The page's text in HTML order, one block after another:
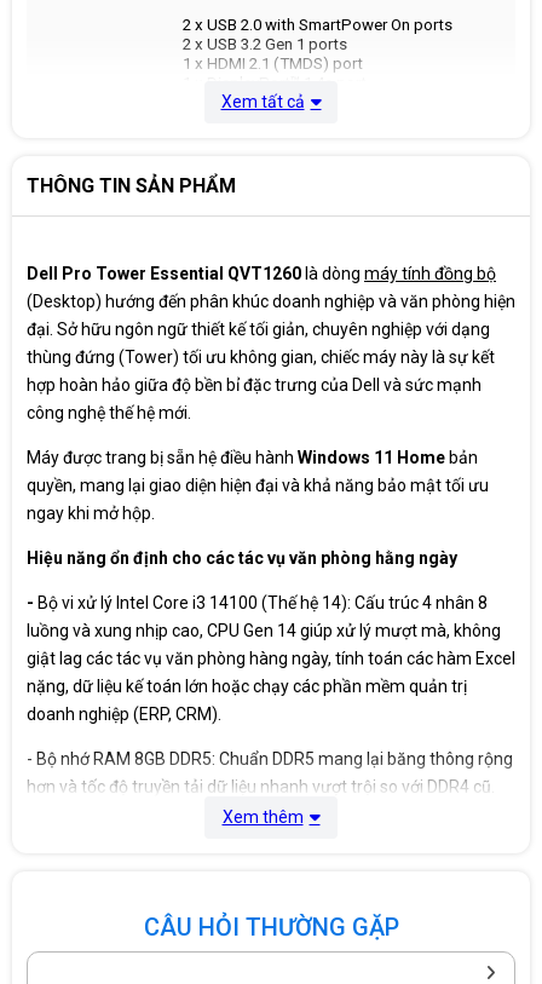
2 x USB 2.0 with SmartPower On ports
2 x USB 3.2 Gen 1 ports
1 x HDMI 2.1 (TMDS) port
1 x Serial port (optional)
1 x SATA 3.0 slot for 3.5-inch hard-disk drive
2 x full-height Gen3 PCIe x1 slots
1 x M.2 2230/2280 slot for solid-state drive
combo card
1 x SD-card 3.0 slot (optional)
1 x security-cable slot (Kensington lock)
Kết nối mạng
không dây
MediaTek Wi-Fi 6 MT7920, 2x2, 802.11ax,
Hệ điều hành Windows 11 Home
Nguồn 180W
Kích thước 324.3 mm 154 mm 293 mm
Trọng lượng 4.16 kg
Xuất xứ
12 Tháng
Xem tất cả
THÔNG TIN SẢN PHẨM
Dell Pro Tower Essential QVT1260 là dòng máy tính đồng bộ
(Desktop) hướng đến phân khúc doanh nghiệp và văn phòng hiện
đại. Sở hữu ngôn ngữ thiết kế tối giản, chuyên nghiệp với dạng
thùng đứng (Tower) tối ưu không gian, chiếc máy này là sự kết
hợp hoàn hảo giữa độ bền bỉ đặc trưng của Dell và sức mạnh
công nghệ thế hệ mới.
Máy được trang bị sẵn hệ điều hành Windows 11 Home bản
quyền, mang lại giao diện hiện đại và khả năng bảo mật tối ưu
ngay khi mở hộp.
Hiệu năng ổn định cho các tác vụ văn phòng hằng ngày
- Bộ vi xử lý Intel Core i3 14100 (Thế hệ 14): Cấu trúc 4 nhân 8
luồng và xung nhịp cao, CPU Gen 14 giúp xử lý mượt mà, không
giật lag các tác vụ văn phòng hàng ngày, tính toán các hàm Excel
nặng, dữ liệu kế toán lớn hoặc chạy các phần mềm quản trị
doanh nghiệp (ERP, CRM).
- Bộ nhớ RAM 8GB DDR5: Chuẩn DDR5 mang lại băng thông rộng
hơn và tốc độ truyền tải dữ liệu nhanh vượt trội so với DDR4 cũ.
Giúp nhân viên đa nhiệm tốt hơn, mở nhiều tab trình duyệt, vừa
dụng chỉ trong vài giây, phản hồi tức thì, loại bỏ hoàn toàn tình
trạng (100% Disk) của ổ cứng HDD truyền thống. Dung lượng
Xem thêm
CÂU HỎI THƯỜNG GẶP